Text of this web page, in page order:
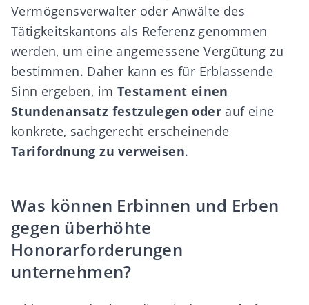
Vermögensverwalter oder Anwälte des
Tätigkeitskantons als Referenz genommen
werden, um eine angemessene Vergütung zu
bestimmen. Daher kann es für Erblassende
Sinn ergeben, im Testament einen
Stundenansatz festzulegen oder auf eine
konkrete, sachgerecht erscheinende
Tarifordnung zu verweisen.
Was können Erbinnen und Erben
gegen überhöhte
Honorarforderungen
unternehmen?